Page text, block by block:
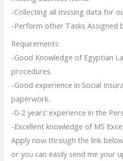
-Collecting all missing data for
-Perform other Tasks Assigned
Requirements:
-Good Knowledge of Egyptian
procedures.
-Good experience in Social
paperwork.
-0-2 years’ experience in the
-Excellent knowledge of MS
Apply now through the link
or you can easily send me your